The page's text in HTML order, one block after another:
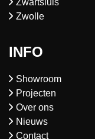
Zwartsluis
Zwolle
INFO
Showroom
Projecten
Over ons
Nieuws
Contact